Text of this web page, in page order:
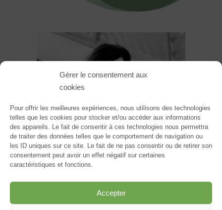
Gérer le consentement aux
cookies
Pour offrir les meilleures expériences, nous utilisons des technologies
telles que les cookies pour stocker et/ou accéder aux informations
des appareils. Le fait de consentir à ces technologies nous permettra
de traiter des données telles que le comportement de navigation ou
les ID uniques sur ce site. Le fait de ne pas consentir ou de retirer son
consentement peut avoir un effet négatif sur certaines
caractéristiques et fonctions.
Accepter
Fabienne CAPES TASTET